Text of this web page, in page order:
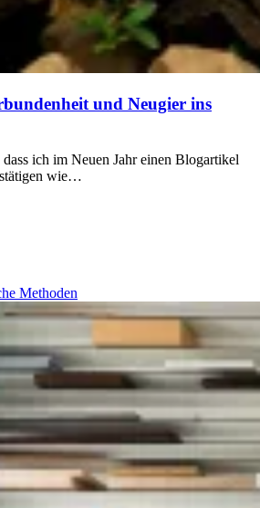
und Neugier ins
ich im Neuen Jahr einen Blogartikel
wie…
Methoden